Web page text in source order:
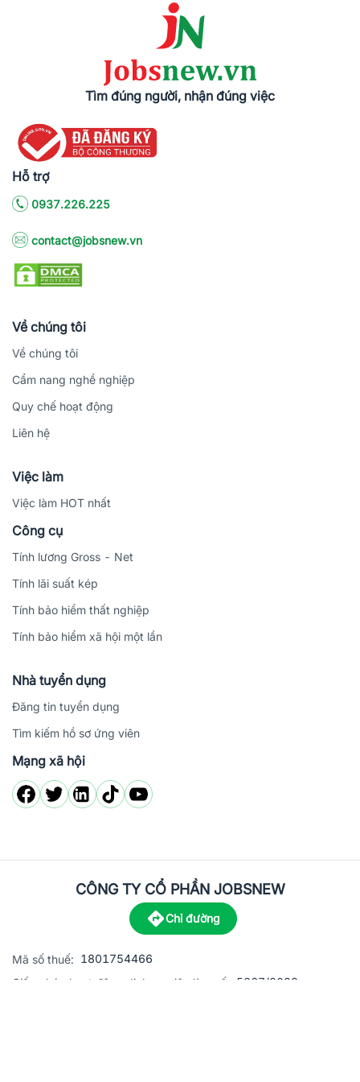
Tìm đúng người, nhận đúng việc
Hỗ trợ
0937.226.225
contact@jobsnew.vn
Về chúng tôi
Về chúng tôi
Cẩm nang nghề nghiệp
Quy chế hoạt động
Liên hệ
Việc làm
Việc làm HOT nhất
Công cụ
Tính lương Gross - Net
Tính lãi suất kép
Tính bảo hiểm thất nghiệp
Tính bảo hiểm xã hội một lần
Nhà tuyển dụng
Đăng tin tuyển dụng
Tìm kiếm hồ sơ ứng viên
Mạng xã hội
CÔNG TY CỔ PHẦN JOBSNEW
Chỉ đường
Mã số thuế: 1801754466
Giấy phép hoạt động dịch vụ việc làm số:
5867/2023